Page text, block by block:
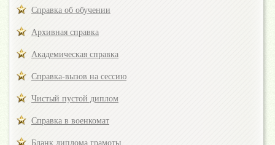
Справка об обучении
Архивная справка
Академическая справка
Справка-вызов на сессию
Чистый пустой диплом
Справка в военкомат
Бланк диплома грамоты